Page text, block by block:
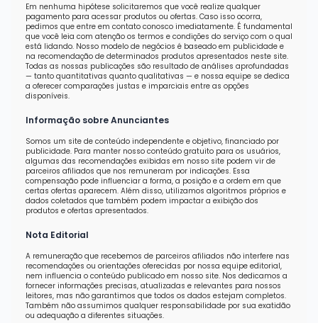
Em nenhuma hipótese solicitaremos que você realize qualquer
pagamento para acessar produtos ou ofertas. Caso isso ocorra,
pedimos que entre em contato conosco imediatamente. É fundamental
que você leia com atenção os termos e condições do serviço com o qual
está lidando. Nosso modelo de negócios é baseado em publicidade e
na recomendação de determinados produtos apresentados neste site.
Todas as nossas publicações são resultado de análises aprofundadas
— tanto quantitativas quanto qualitativas — e nossa equipe se dedica
a oferecer comparações justas e imparciais entre as opções
disponíveis.
Informação sobre Anunciantes
Somos um site de conteúdo independente e objetivo, financiado por
publicidade. Para manter nosso conteúdo gratuito para os usuários,
algumas das recomendações exibidas em nosso site podem vir de
parceiros afiliados que nos remuneram por indicações. Essa
compensação pode influenciar a forma, a posição e a ordem em que
certas ofertas aparecem. Além disso, utilizamos algoritmos próprios e
dados coletados que também podem impactar a exibição dos
produtos e ofertas apresentados.
Nota Editorial
A remuneração que recebemos de parceiros afiliados não interfere nas
recomendações ou orientações oferecidas por nossa equipe editorial,
nem influencia o conteúdo publicado em nosso site. Nos dedicamos a
fornecer informações precisas, atualizadas e relevantes para nossos
leitores, mas não garantimos que todos os dados estejam completos.
Também não assumimos qualquer responsabilidade por sua exatidão
ou adequação a diferentes situações.